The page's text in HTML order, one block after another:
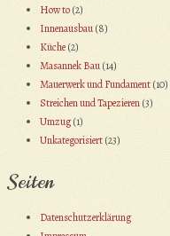
How to(2)
Innenausbau(8)
Küche(2)
Masannek Bau(14)
Mauerwerk und Fundament(10)
Streichen und Tapezieren(3)
Umzug(1)
Unkategorisiert(23)
Seiten
Datenschutzerklärung